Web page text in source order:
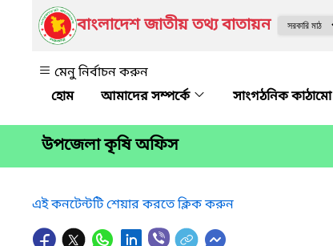
বাংলাদেশ জাতীয় তথ্য বাতায়ন
মেনু নির্বাচন করুন
আমাদের সম্পর্কে
সাংগঠনিক কাঠামো
উপজেলা কৃষি অফিস
এই কনটেন্টটি শেয়ার করতে ক্লিক করুন